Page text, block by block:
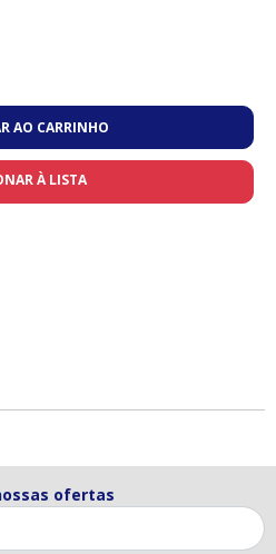
AO CARRINHO
À LISTA
ofertas